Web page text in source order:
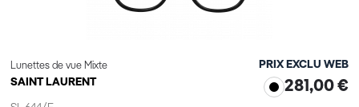
Lunettes de vue Mixte
SAINT LAURENT
PRIX EXCLU WEB
281,00 €